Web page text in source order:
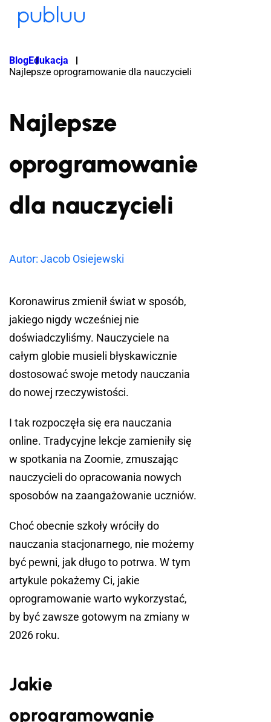
BlogEdukacja
Najlepsze oprogramowanie dla nauczycieli
Najlepsze
oprogramowanie
dla nauczycieli
Autor: Jacob Osiejewski
Koronawirus zmienił świat w sposób,
jakiego nigdy wcześniej nie
doświadczyliśmy. Nauczyciele na
całym globie musieli błyskawicznie
dostosować swoje metody nauczania
do nowej rzeczywistości.
I tak rozpoczęła się era nauczania
online. Tradycyjne lekcje zamieniły się
w spotkania na Zoomie, zmuszając
nauczycieli do opracowania nowych
sposobów na zaangażowanie uczniów.
Choć obecnie szkoły wróciły do
nauczania stacjonarnego, nie możemy
być pewni, jak długo to potrwa. W tym
artykule pokażemy Ci, jakie
oprogramowanie warto wykorzystać,
by być zawsze gotowym na zmiany w
2026 roku.
Jakie
oprogramowanie